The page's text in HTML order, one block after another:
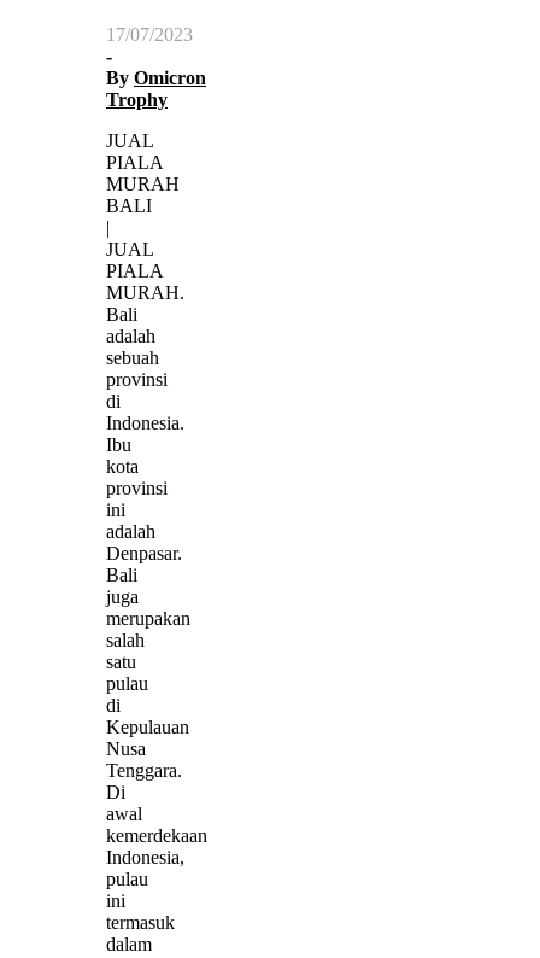
17/07/2023
-
By Omicron
Trophy
JUAL
PIALA
MURAH
BALI
|
JUAL
PIALA
MURAH.
Bali
adalah
sebuah
provinsi
di
Indonesia.
Ibu
kota
provinsi
ini
adalah
Denpasar.
Bali
juga
merupakan
salah
satu
pulau
di
Kepulauan
Nusa
Tenggara.
Di
awal
kemerdekaan
Indonesia,
pulau
ini
termasuk
dalam